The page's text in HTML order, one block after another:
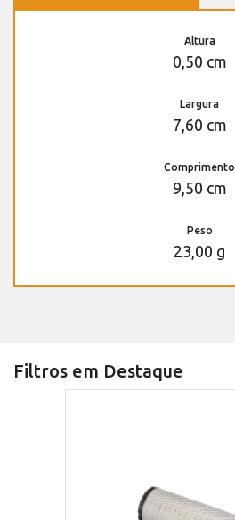
Altura
0,50 cm
Largura
7,60 cm
Comprimento
9,50 cm
Peso
23,00 g
Filtros em Destaque